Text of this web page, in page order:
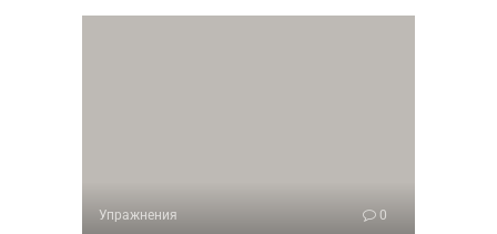
Упражнения 0